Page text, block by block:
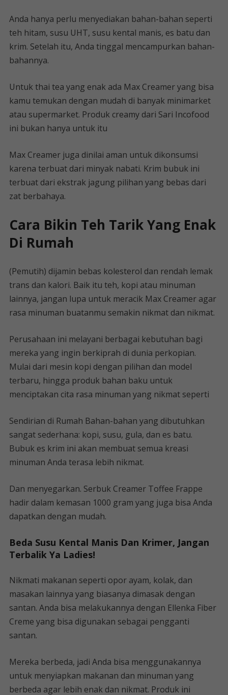
Anda hanya perlu menyediakan bahan-bahan seperti
teh hitam, susu UHT, susu kental manis, es batu dan
krim. Setelah itu, Anda tinggal mencampurkan bahan-
bahannya.
Untuk thai tea yang enak ada Max Creamer yang bisa
kamu temukan dengan mudah di banyak minimarket
atau supermarket. Produk creamy dari Sari Incofood
ini bukan hanya untuk itu
Max Creamer juga dinilai aman untuk dikonsumsi
karena terbuat dari minyak nabati. Krim bubuk ini
terbuat dari ekstrak jagung pilihan yang bebas dari
zat berbahaya.
Cara Bikin Teh Tarik Yang Enak
Di Rumah
(Pemutih) dijamin bebas kolesterol dan rendah lemak
trans dan kalori. Baik itu teh, kopi atau minuman
lainnya, jangan lupa untuk meracik Max Creamer agar
rasa minuman buatanmu semakin nikmat dan nikmat.
Perusahaan ini melayani berbagai kebutuhan bagi
mereka yang ingin berkiprah di dunia perkopian.
Mulai dari mesin kopi dengan pilihan dan model
terbaru, hingga produk bahan baku untuk
menciptakan cita rasa minuman yang nikmat seperti
Sendirian di Rumah Bahan-bahan yang dibutuhkan
sangat sederhana: kopi, susu, gula, dan es batu.
Bubuk es krim ini akan membuat semua kreasi
minuman Anda terasa lebih nikmat.
Dan menyegarkan. Serbuk Creamer Toffee Frappe
hadir dalam kemasan 1000 gram yang juga bisa Anda
dapatkan dengan mudah.
Beda Susu Kental Manis Dan Krimer, Jangan
Terbalik Ya Ladies!
Nikmati makanan seperti opor ayam, kolak, dan
masakan lainnya yang biasanya dimasak dengan
santan. Anda bisa melakukannya dengan Ellenka Fiber
Creme yang bisa digunakan sebagai pengganti
santan.
Mereka berbeda, jadi Anda bisa menggunakannya
untuk menyiapkan makanan dan minuman yang
berbeda agar lebih enak dan nikmat. Produk ini